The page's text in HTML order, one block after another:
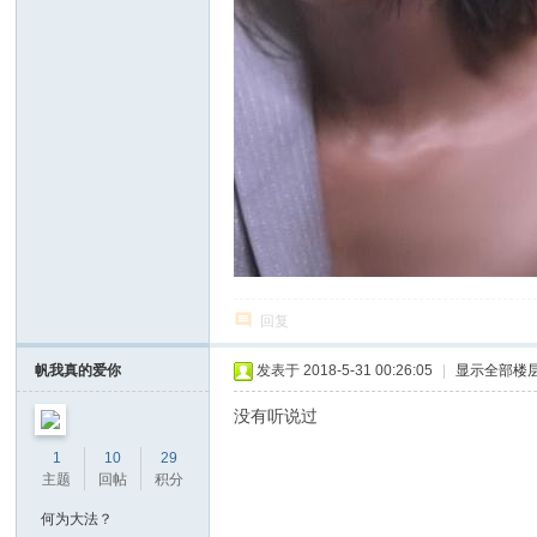
回复
帆我真的爱你
1
主题
10
回帖
29
积分
何为大法？
发表于 2018-5-31 00:26:05 显示全部楼
没有听说过